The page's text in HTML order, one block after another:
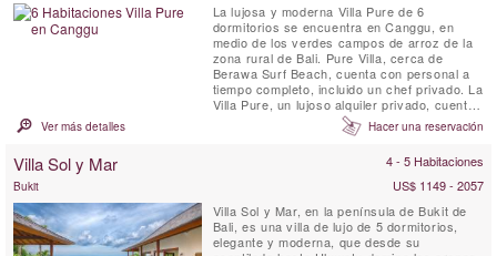
La lujosa y moderna Villa Pure de 6
dormitorios se encuentra en Canggu, en
medio de los verdes campos de arroz de la
zona rural de Bali. Pure Villa, cerca de
Berawa Surf Beach, cuenta con personal a
tiempo completo, incluido un chef privado. La
Villa Pure, un lujoso alquiler privado, cuenta
con amplios jardines tropicales, una piscina
de 15 metros con una gran pérgola
habitaciones espaciosas y cómodamente
amuebladas, excelentes baños, ...
Ver más detalles Hacer una reservación
Villa Sol y Mar 4 - 5 Habitaciones
Bukit
US$ 1149 - 2057
Villa Sol y Mar, en la península de Bukit de
Bali, es una villa de lujo de 5 dormitorios,
elegante y moderna, que desde su